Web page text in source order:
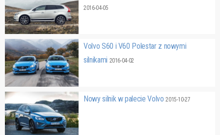
2016-04-05
Volvo S60 i V60 Polestar z nowymi
silnikami 2016-04-02
Nowy silnik w palecie Volvo2015-10-27